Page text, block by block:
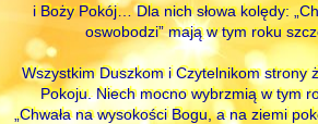
i Boży Pokój… Dla nich słowa kolędy:
oswobodzi” mają w tym roku
Wszystkim Duszkom i Czytelnikom strony
Pokoju. Niech mocno wybrzmią w tym
„Chwała na wysokości Bogu, a na ziemi